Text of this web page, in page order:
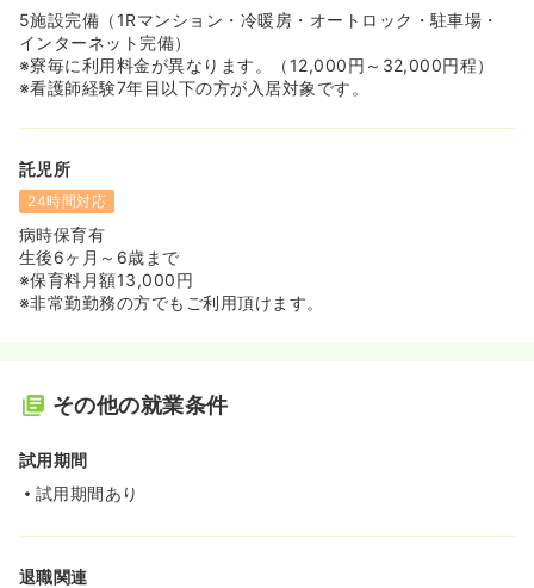
5施設完備（1Rマンション・冷暖房・オートロック・駐車場・
インターネット完備）
※寮毎に利用料金が異なります。（12,000円～32,000円程）
※看護師経験7年目以下の方が入居対象です。
託児所
24時間対応
病時保育有
生後6ヶ月～6歳まで
※保育料月額13,000円
※非常勤勤務の方でもご利用頂けます。
その他の就業条件
試用期間
試用期間あり
退職関連